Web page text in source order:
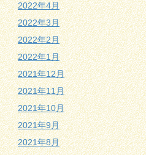
2022年4月
2022年3月
2022年2月
2022年1月
2021年12月
2021年11月
2021年10月
2021年9月
2021年8月